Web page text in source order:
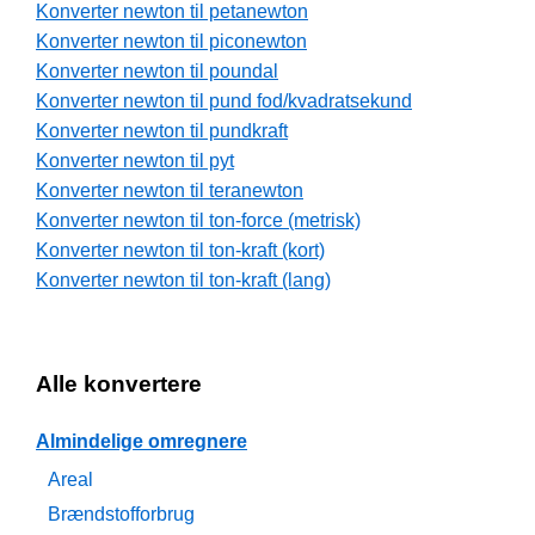
Konverter newton til petanewton
Konverter newton til piconewton
Konverter newton til poundal
Konverter newton til pund fod/kvadratsekund
Konverter newton til pundkraft
Konverter newton til pyt
Konverter newton til teranewton
Konverter newton til ton-force (metrisk)
Konverter newton til ton-kraft (kort)
Konverter newton til ton-kraft (lang)
Alle konvertere
Almindelige omregnere
Areal
Brændstofforbrug